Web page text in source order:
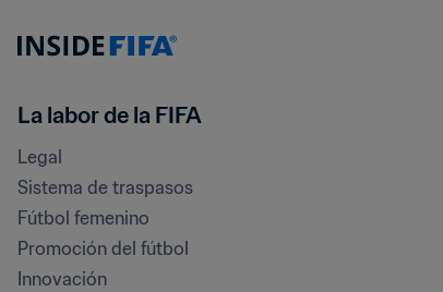
La labor de la FIFA
Legal
Sistema de traspasos
Fútbol femenino
Promoción del fútbol
Innovación